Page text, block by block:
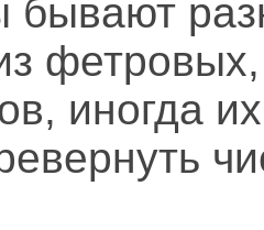
бывают
иногда